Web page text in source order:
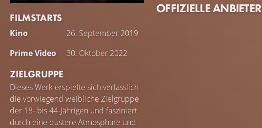
FILMSTARTS
Kino
26. September 2019
Prime Video
30. Oktober 2022
ZIELGRUPPE
Dieses Werk erspielte sich verlässlich
die vorwiegend weibliche Zielgruppe
der 18- bis 44-Jährigen und fasziniert
durch eine düstere Atmosphäre und
OFFIZIELLE ANBIETER